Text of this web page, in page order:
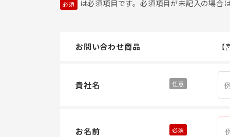
は必須項目です。必須項目が未記入の場合
お問い合わせ商品
貴社名
お名前